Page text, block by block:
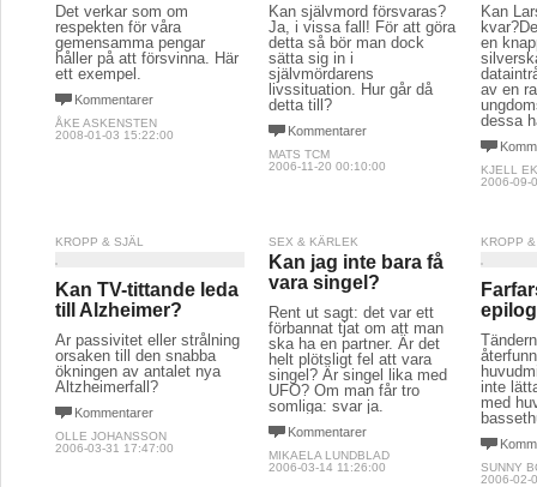
Det verkar som om
respekten för våra
gemensamma pengar
håller på att försvinna. Här
ett exempel.
Kommentarer
ÅKE ASKENSTEN
2008-01-03 15:22:00
Kan självmord försvaras?
Ja, i vissa fall! För att göra
detta så bör man dock
sätta sig in i
självmördarens
livssituation. Hur går då
detta till?
Kommentarer
MATS TCM
2006-11-20 00:10:00
Kan
en
av en
dessa
KJELL
2006-09-
KROPP & SJÄL
Kan TV-tittande leda
till Alzheimer?
Är passivitet eller strålning
orsaken till den snabba
ökningen av antalet nya
Altzheimerfall?
Kommentarer
OLLE JOHANSSON
2006-03-31 17:47:00
SEX & KÄRLEK
Kan jag inte bara få
vara singel?
Rent ut sagt: det var ett
förbannat tjat om att man
ska ha en partner. Är det
helt plötsligt fel att vara
singel? Är singel lika med
UFO? Om man får tro
somliga: svar ja.
Kommentarer
MIKAELA LUNDBLAD
2006-03-14 11:26:00
KROPP
epilog
inte
med
SUNNY
2006-02-